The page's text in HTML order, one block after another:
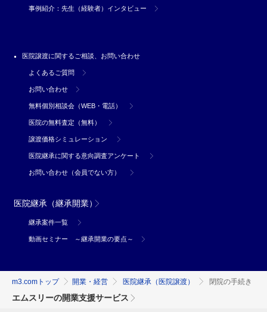
事例紹介：先生（経験者）インタビュー
医院譲渡に関するご相談、お問い合わせ
よくあるご質問
お問い合わせ
無料個別相談会（WEB・電話）
医院の無料査定（無料）
譲渡価格シミュレーション
医院継承に関する意向調査アンケート
お問い合わせ（会員でない方）
医院継承（継承開業）
継承案件一覧
動画セミナー ～継承開業の要点～
m3.comトップ 開業・経営 医院継承（医院譲渡） 閉院の手続き
エムスリーの開業支援サービス